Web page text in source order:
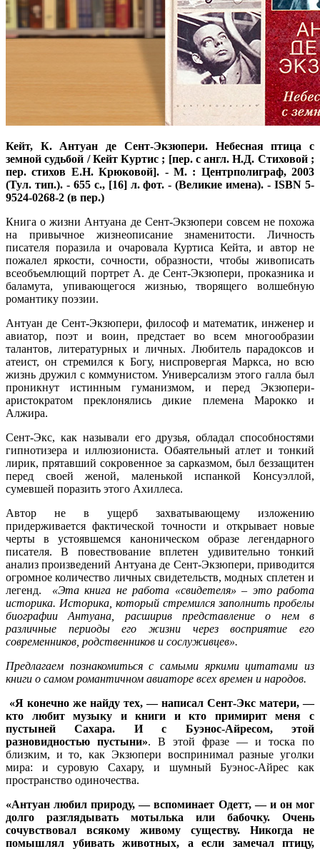
Кейт, К. Антуан де Сент-Экзюпери. Небесная птица с
земной судьбой / Кейт Куртис ; [пер. с англ. Н.Д. Стиховой ;
пер. стихов Е.Н. Крюковой]. - М. : Центрполиграф, 2003
(Тул. тип.). - 655 с., [16] л. фот. - (Великие имена). - ISBN 5-
9524-0268-2 (в пер.)
Книга о жизни Антуана де Сент-Экзюпери совсем не похожа
на привычное жизнеописание знаменитости. Личность
писателя поразила и очаровала Куртиса Кейта, и автор не
пожалел яркости, сочности, образности, чтобы живописать
всеобъемлющий портрет А. де Сент-Экзюпери, проказника и
баламута, упивающегося жизнью, творящего волшебную
романтику поэзии.
Антуан де Сент-Экзюпери, философ и математик, инженер и
авиатор, поэт и воин, предстает во всем многообразии
талантов, литературных и личных. Любитель парадоксов и
атеист, он стремился к Богу, ниспровергая Маркса, но всю
жизнь дружил с коммунистом. Универсализм этого галла был
проникнут истинным гуманизмом, и перед Экзюпери-
аристократом преклонялись дикие племена Марокко и
Алжира.
Сент-Экс, как называли его друзья, обладал способностями
гипнотизера и иллюзиониста. Обаятельный атлет и тонкий
лирик, прятавший сокровенное за сарказмом, был беззащитен
перед своей женой, маленькой испанкой Консуэллой,
сумевшей поразить этого Ахиллеса.
Автор не в ущерб захватывающему изложению
придерживается фактической точности и открывает новые
черты в устоявшемся каноническом образе легендарного
писателя. В повествование вплетен удивительно тонкий
анализ произведений Антуана де Сент-Экзюпери, приводится
огромное количество личных свидетельств, модных сплетен и
легенд.
«Эта книга не работа «свидетеля» – это работа
историка. Историка, который стремился заполнить пробелы
биографии Антуана, расширив представление о нем в
различные периоды его жизни через восприятие его
современников, родственников и сослуживцев».
Предлагаем познакомиться с самыми яркими цитатами из
книги о самом романтичном авиаторе всех времен и народов.
«Я конечно же найду тех, — написал Сент-Экс матери, —
кто любит музыку и книги и кто примирит меня с
пустыней Сахара. И с Буэнос-Айресом, этой
разновидностью пустыни». В этой фразе — и тоска по
близким, и то, как Экзюпери воспринимал разные уголки
мира: и суровую Сахару, и шумный Буэнос-Айрес как
пространство одиночества.
«Антуан любил природу, — вспоминает Одетт, — и он мог
долго разглядывать мотылька или бабочку. Очень
сочувствовал всякому живому существу. Никогда не
помышлял убивать животных, а если замечал птицу,